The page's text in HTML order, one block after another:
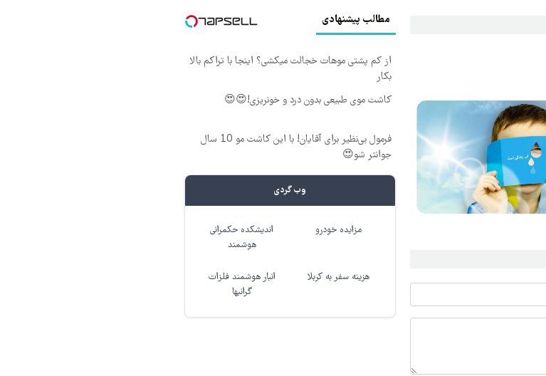
مطالب پیشنهادی
از کم پشتی موهات خجالت میکشی؟ اینجا با تراکم بالا
بکار
کاشت موی طبیعی بدون درد و خونریزی!😍😍
فرمول بی‌نظیر برای آقایان! با این کاشت مو 10 سال
جوانتر شو😍
وب گردی
مزایده خودرو
اندیشکده حکمرانی
هوشمند
هزینه سفر به کربلا
انبار هوشمند فلزات
گرانبها